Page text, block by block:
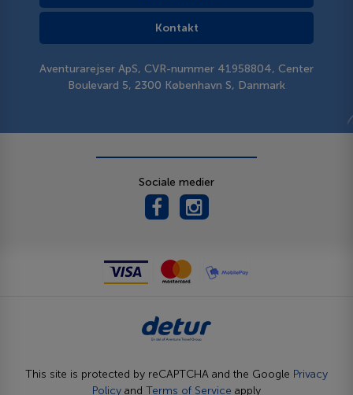
Kontakt
Aventurarejser ApS, CVR-nummer 41958804, Center
Boulevard 5, 2300 København S, Danmark
Sociale medier
This site is protected by reCAPTCHA and the Google Privacy
Policy and Terms of Service apply